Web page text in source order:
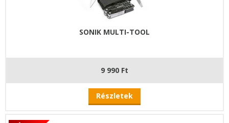
SONIK MULTI-TOOL
9 990 Ft
Részletek